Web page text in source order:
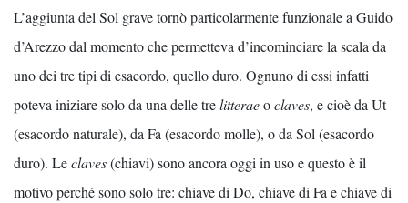
L’aggiunta del Sol grave tornò particolarmente funzionale a Guido
d’Arezzo dal momento che permetteva d’incominciare la scala da
uno dei tre tipi di esacordo, quello duro. Ognuno di essi infatti
poteva iniziare solo da una delle trelitteraeoclaves, e cioè da Ut
(esacordo naturale), da Fa (esacordo molle), o da Sol (esacordo
duro). Leclaves(chiavi) sono ancora oggi in uso e questo è il
motivo perché sono solo tre: chiave di Do, chiave di Fa e chiave di